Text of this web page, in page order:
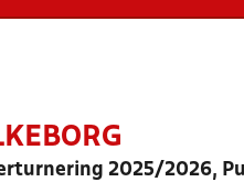
2025/2026,